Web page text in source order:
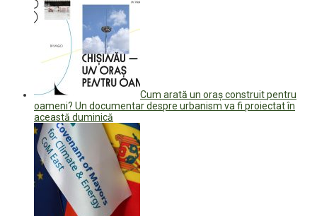
Cum arată un oraș construit pentru
oameni? Un documentar despre urbanism va fi proiectat în
această duminică